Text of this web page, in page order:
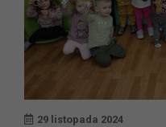
29 listopada 2024